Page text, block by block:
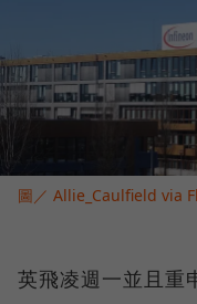
圖／ Allie_Caulfield via
英飛凌週一並且重